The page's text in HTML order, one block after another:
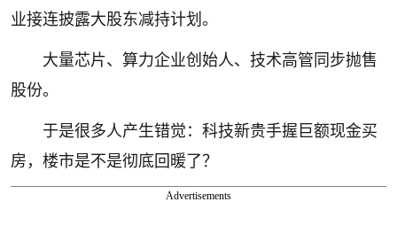
业接连披露大股东减持计划。
大量芯片、算力企业创始人、技术高管同步抛售
股份。
于是很多人产生错觉：科技新贵手握巨额现金买
房，楼市是不是彻底回暖了？
Advertisements